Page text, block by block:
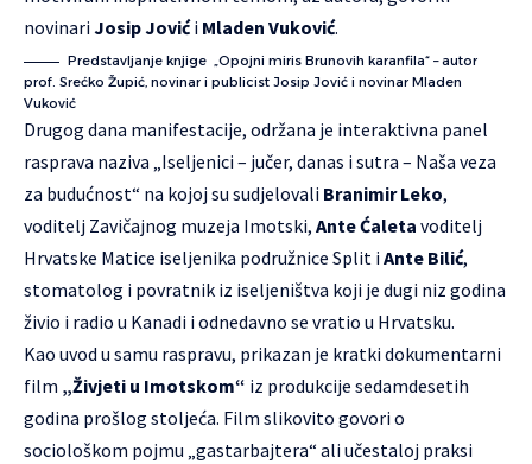
novinariJosip Jovići Mladen Vuković.
Predstavljanje knjige „Opojni miris Brunovih karanfila“ – autor
prof. Srećko Župić, novinar i publicist Josip Jović i novinar Mladen
Vuković
Drugog dana manifestacije, održana je interaktivna panel
rasprava naziva „Iseljenici – jučer, danas i sutra – Naša veza
za budućnost“ na kojoj su sudjelovali Branimir Leko,
voditelj Zavičajnog muzeja Imotski, Ante Ćaleta voditelj
Hrvatske Matice iseljenika podružnice Split iAnte Bilić,
stomatolog i povratnik iz iseljeništva koji je dugi niz godina
živio i radio u Kanadi i odnedavno se vratio u Hrvatsku.
Kao uvod u samu raspravu, prikazan je kratki dokumentarni
film „Živjeti u Imotskom“ iz produkcije sedamdesetih
godina prošlog stoljeća. Film slikovito govori o
sociološkom pojmu „gastarbajtera“ ali učestaloj praksi